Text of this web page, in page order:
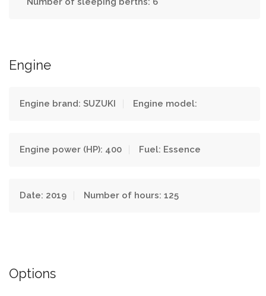
Engine
Engine brand: SUZUKI Engine model:
Engine power (HP): 400 Fuel: Essence
Date: 2019 Number of hours: 125
Options